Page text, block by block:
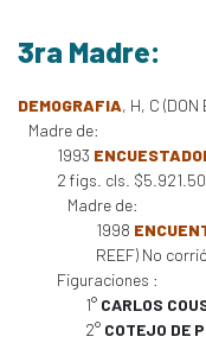
3ra Madre:
DEMOGRAFIA, H, C
Madre de:
1993
2 figs. cls.
Madre de:
1998
REEF) No
Figuraciones :
1° CARLOS
2° COTEJO DE